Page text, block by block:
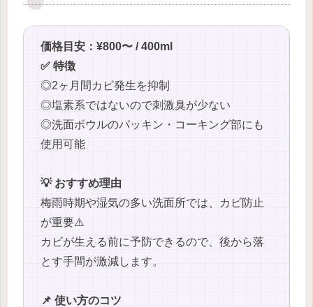
価格目安：¥800〜 / 400ml
✅ 特徴
◎2ヶ月間カビ発生を抑制
◎塩素系ではないので刺激臭が少ない
◎洗面ボウルのパッキン・コーキング部にも
使用可能
💡 おすすめ理由
梅雨時期や湿気の多い洗面所では、カビ防止
が重要⚠️
カビが生える前に予防できるので、後から落
とす手間が激減します。
📌 使い方のコツ